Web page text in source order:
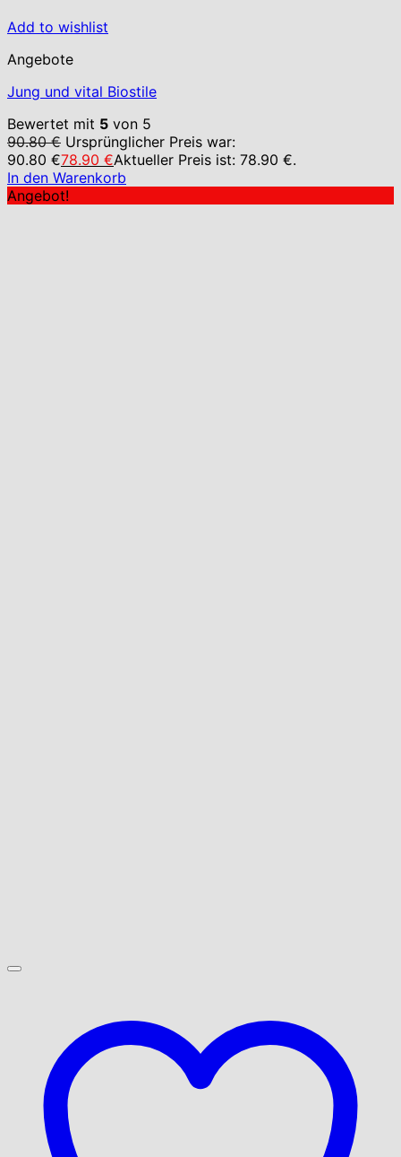
Add to wishlist
Angebote
Jung und vital Biostile
Bewertet mit 5 von 5
90.80€ Ursprünglicher Preis war:
90.80 €78.90 €Aktueller Preis ist: 78.90 €.
In den Warenkorb
Angebot!